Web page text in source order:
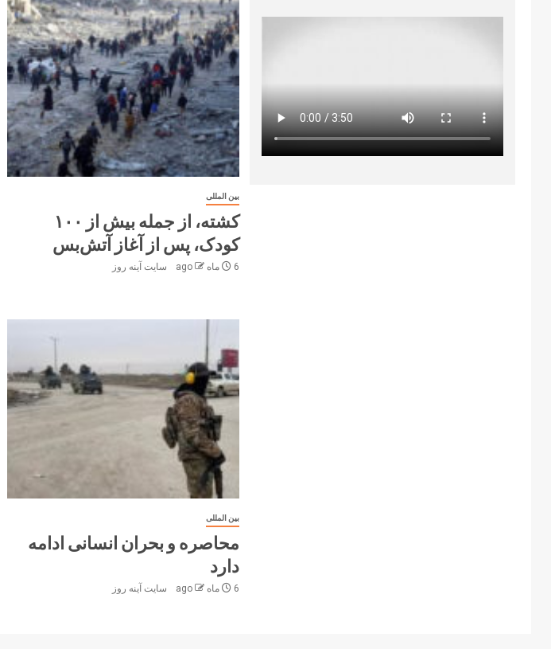
بین المللی
کشته، از جمله بیش از ۱۰۰
کودک، پس از آغاز آتش‌بس
6 ماه ago سایت آینه‌ روز
بین المللی
محاصره و بحران انسانی ادامه
دارد
6 ماه ago سایت آینه‌ روز